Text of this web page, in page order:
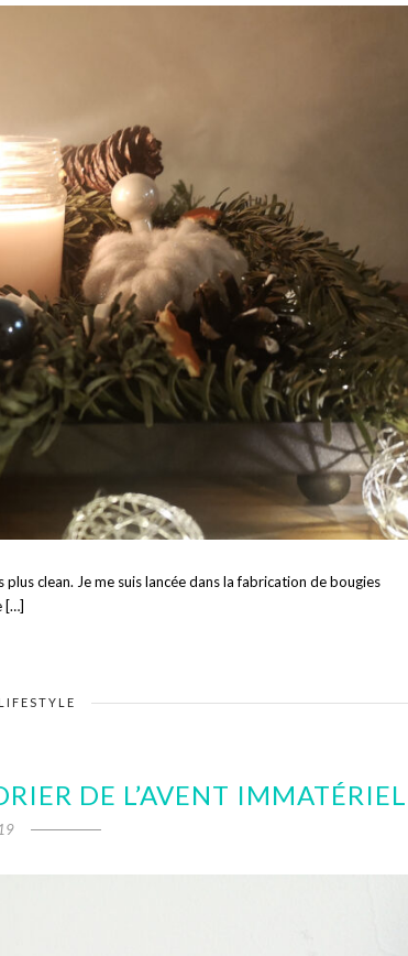
clean. Je me suis lancée dans la fabrication de bougies
[…]
LIFESTYLE
DE L’AVENT IMMATÉRIEL